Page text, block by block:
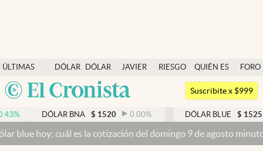
ÚLTIMAS
NOTICIAS
DÓLAR
DÓLAR
BLUE
JAVIER
RIESGO
QUIÉN ES
QUIÉN
FORO
Argentina
México
Dólar
Members
Economía y Política
Finanzas y Mercados
Suscribite x $999
DÓLAR BNA $ 1520 0.00% DÓLAR BLUE $ 1525 -0.33
cuál es la cotización del domingo 9 de agosto minuto a